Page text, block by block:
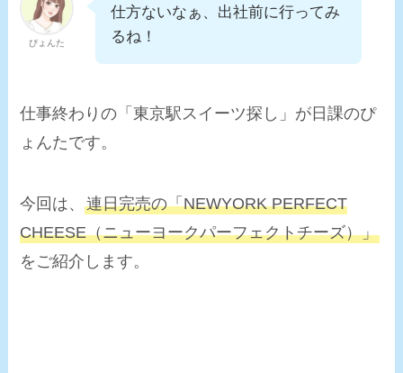
ぴょんた
仕方ないなぁ、出社前に行ってみ
るね！
仕事終わりの「東京駅スイーツ探し」が日課のぴ
ょんたです。
今回は、連日完売の「NEWYORK PERFECT
CHEESE（ニューヨークパーフェクトチーズ）」
をご紹介します。